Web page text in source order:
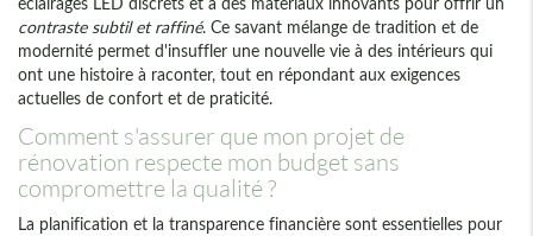
contraste subtil et raffiné. Ce savant mélange de tradition et de
modernité permet d'insuffler une nouvelle vie à des intérieurs qui
ont une histoire à raconter, tout en répondant aux exigences
actuelles de confort et de praticité.
Comment s'assurer que mon projet de
rénovation respecte mon budget sans
compromettre la qualité ?
La planification et la transparence financière sont essentielles pour